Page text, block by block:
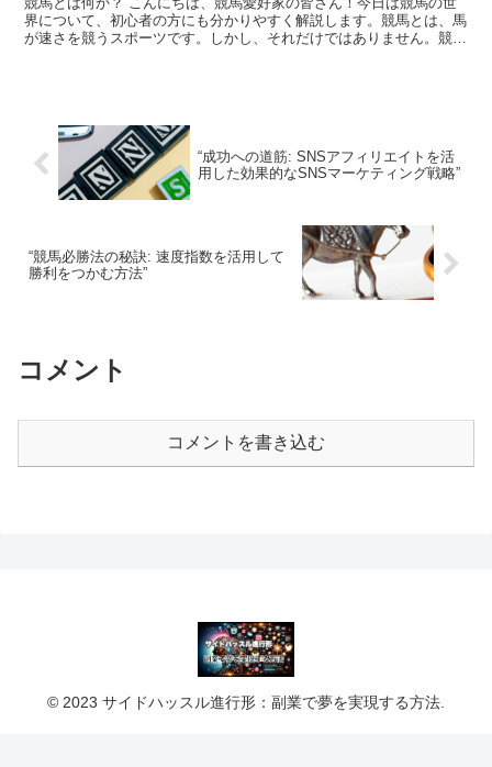
界について、初心者の方にも分かりやすく解説します。競馬とは、馬
が速さを競うスポーツです。しかし、それだけではありません。競馬
“成功への道筋: SNSアフィリエイトを活
用した効果的なSNSマーケティング戦略”
“競馬必勝法の秘訣: 速度指数を活用して
勝利をつかむ方法”
コメント
コメントを書き込む
© 2023 サイドハッスル進行形：副業で夢を実現する方法.